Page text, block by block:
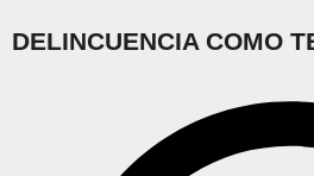
DELINCUENCIA COMO